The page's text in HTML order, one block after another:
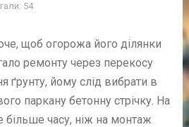
54
щоб огорожа його ділянки
ремонту через перекосу
ґрунту, йому слід вибрати в
паркану бетонну стрічку. На
більше часу, ніж на монтаж